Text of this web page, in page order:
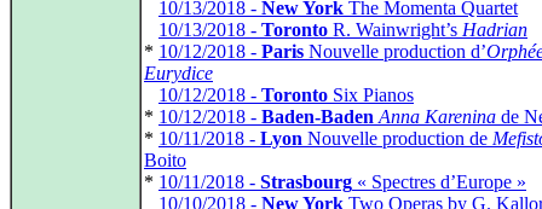
10/13/2018 - New York The Momenta Quartet
10/13/2018 - Toronto R. Wainwright’s Hadrian
* 10/12/2018 - Paris Nouvelle production d’
Eurydice
10/12/2018 - Toronto Six Pianos
* 10/12/2018 - Baden-Baden Anna Karenina de
* 10/11/2018 - Lyon Nouvelle production de
Boito
* 10/11/2018 - Strasbourg « Spectres d’Europe »
10/10/2018 - New York Two Operas by G.